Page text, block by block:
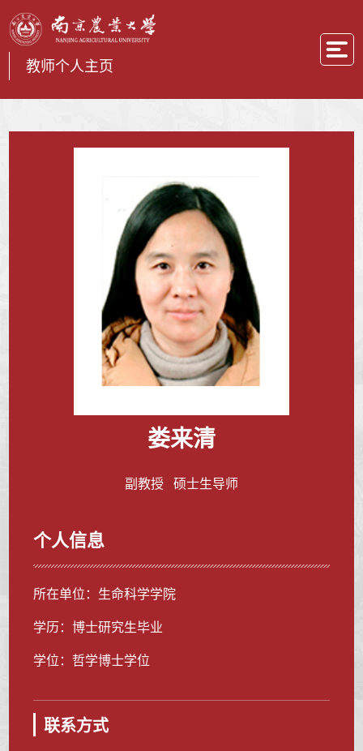
教师个人主页
娄来清
副教授 硕士生导师
个人信息
所在单位：生命科学学院
学历：博士研究生毕业
学位：哲学博士学位
联系方式